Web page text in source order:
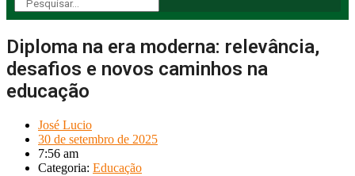
Diploma na era moderna: relevância,
desafios e novos caminhos na
educação
José Lucio
30 de setembro de 2025
7:56 am
Categoria: Educação